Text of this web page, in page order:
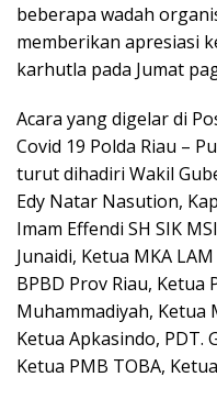
beberapa wadah
memberikan apresiasi
karhutla pada Jumat
Acara yang digelar di
Covid 19 Polda Riau –
turut dihadiri Wakil
Edy Natar Nasution,
Imam Effendi SH SIK
Junaidi, Ketua MKA
BPBD Prov Riau, Ketua
Muhammadiyah, Ketua
Ketua Apkasindo, PDT.
Ketua PMB TOBA,